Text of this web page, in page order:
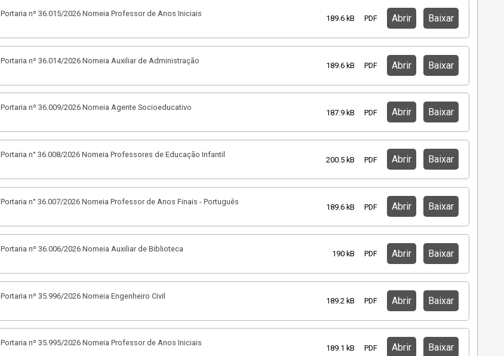
Portaria nº 36.015/2026 Nomeia Professor de Anos Iniciais
189.6 kB PDF Abrir Baixar
Portaria nº 36.014/2026 Nomeia Auxiliar de Administração
189.6 kB PDF Abrir Baixar
Portaria nº 36.009/2026 Nomeia Agente Socioeducativo
187.9 kB PDF Abrir Baixar
Portaria n° 36.008/2026 Nomeia Professores de Educação Infantil
200.5 kB PDF Abrir Baixar
Portaria n° 36.007/2026 Nomeia Professor de Anos Finais - Português
189.6 kB PDF Abrir Baixar
Portaria nº 36.006/2026 Nomeia Auxiliar de Biblioteca
190 kB PDF Abrir Baixar
Portaria nº 35.996/2026 Nomeia Engenheiro Civil
189.2 kB PDF Abrir Baixar
Portaria nº 35.995/2026 Nomeia Professor de Anos Iniciais
189.1 kB PDF Abrir Baixar